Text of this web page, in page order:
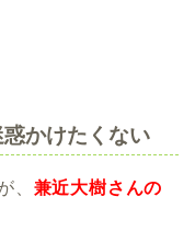
かけたくない
、 兼近大樹さんの